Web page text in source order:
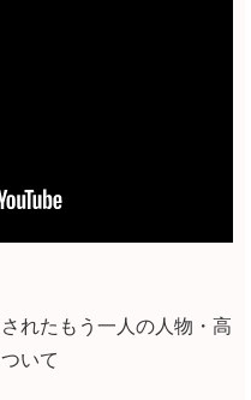
れたもう一人の人物・高
いて